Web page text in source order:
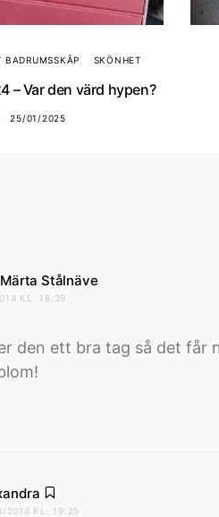
BADRUMSSKÅP SKÖNHET
– Var den värd hypen?
25/01/2025
Stålnäve
KL. 18:39
den ett bra tag så det får
2014 KL. 19:25